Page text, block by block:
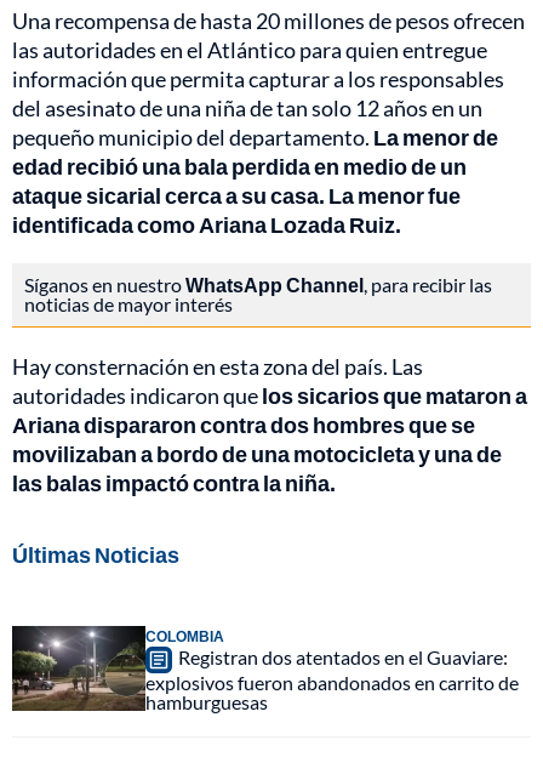
Una recompensa de hasta 20 millones de pesos ofrecen
las autoridades en el Atlántico para quien entregue
información que permita capturar a los responsables
del asesinato de una niña de tan solo 12 años en un
pequeño municipio del departamento. La menor de
edad recibió una bala perdida en medio de un
ataque sicarial cerca a su casa. La menor fue
identificada como Ariana Lozada Ruiz.
Síganos en nuestroWhatsApp Channel , para recibir las
noticias de mayor interés
Hay consternación en esta zona del país. Las
autoridades indicaron quelos sicarios que mataron a
Ariana dispararon contra dos hombres que se
movilizaban a bordo de una motocicleta y una de
las balas impactó contra la niña.
Últimas Noticias
COLOMBIA
Registran dos atentados en el Guaviare:
explosivos fueron abandonados en carrito de
hamburguesas